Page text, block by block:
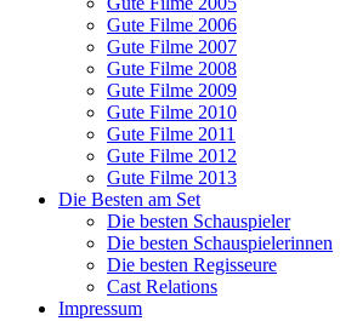
Gute Filme 2006
Gute Filme 2007
Gute Filme 2008
Gute Filme 2009
Gute Filme 2010
Gute Filme 2011
Gute Filme 2012
Gute Filme 2013
Die Besten am Set
Die besten Schauspieler
Die besten Schauspielerinnen
Die besten Regisseure
Cast Relations
Impressum